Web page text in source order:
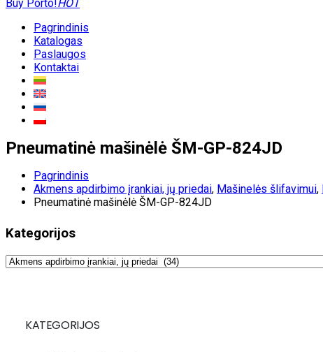
Buy Porto!HOT
Pagrindinis
Katalogas
Paslaugos
Kontaktai
Pneumatinė mašinėlė ŠM-GP-824JD
Pagrindinis
Akmens apdirbimo įrankiai, jų priedai, Mašinelės šlifavimui,
Pneumatinė mašinėlė ŠM-GP-824JD
Kategorijos
KATEGORIJOS